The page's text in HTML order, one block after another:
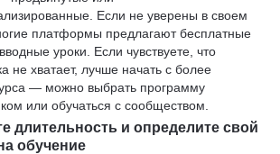
Если не уверены в своем
платформы предлагают бесплатные
уроки. Если чувствуете, что
не хватает, лучше начать с более
— можно выбрать программу
или обучаться с сообществом.
длительность и определите свой
обучение